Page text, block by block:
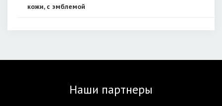
кожи, с эмблемой
Наши партнеры